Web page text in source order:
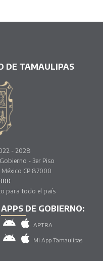
DE TAMAULIPAS
- 2028
- 3er Piso
CP 87000
para todo el país
APPS DE GOBIERNO:
APTRA
Mi App Tamaulipas